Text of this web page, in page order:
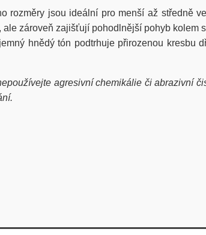
rozměry jsou ideální pro menší až středně
zároveň zajišťují pohodlnější pohyb kolem
hnědý tón podtrhuje přirozenou kresbu
agresivní chemikálie či abrazivní